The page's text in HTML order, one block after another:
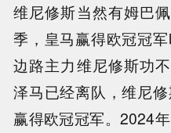
维尼修斯当然有姆巴
季，皇马赢得欧冠冠
边路主力维尼修斯功
泽马已经离队，维尼
赢得欧冠冠军。2024